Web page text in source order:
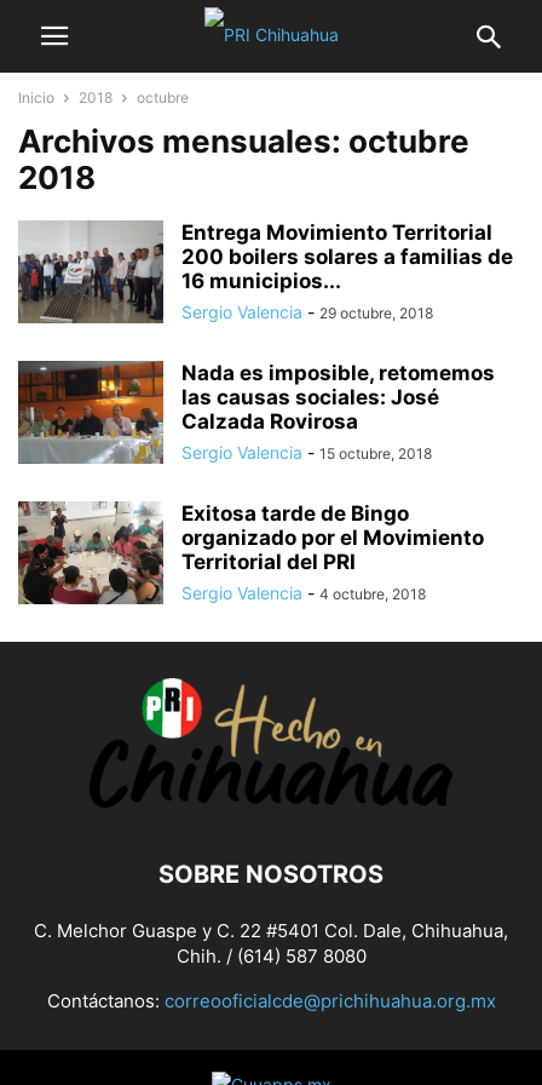
Inicio 2018 octubre
Archivos mensuales: octubre
2018
Entrega Movimiento Territorial
200 boilers solares a familias de
16 municipios...
Sergio Valencia - 29 octubre, 2018
Nada es imposible, retomemos
las causas sociales: José
Calzada Rovirosa
Sergio Valencia - 15 octubre, 2018
Exitosa tarde de Bingo
organizado por el Movimiento
Territorial del PRI
Sergio Valencia - 4 octubre, 2018
SOBRE NOSOTROS
C. Melchor Guaspe y C. 22 #5401 Col. Dale, Chihuahua,
Chih. / (614) 587 8080
Contáctanos: correooficialcde@prichihuahua.org.mx